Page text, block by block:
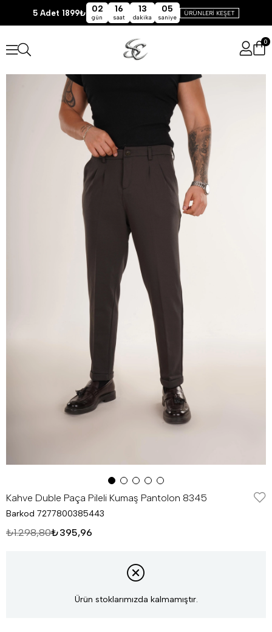
5 Adet 1899₺ 02
gün
16
saat
13
dakika
05
saniye
ÜRÜNLERİ KEŞET
0
Kahve Duble Paça Pileli Kumaş Pantolon 8345
Barkod 7277800385443
₺1.298,80₺395,96
Ürün stoklarımızda kalmamıştır.